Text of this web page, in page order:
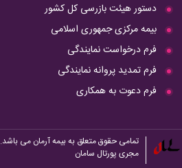
دستور هیئت بازرسی کل کشور
بیمه مرکزی جمهوری اسلامی
فرم درخواست نمایندگی
فرم تمدید پروانه نمایندگی
فرم دعوت به همکاری
تمامی حقوق متعلق به بیمه آرمان می باشد.
مجری پورتال سامان